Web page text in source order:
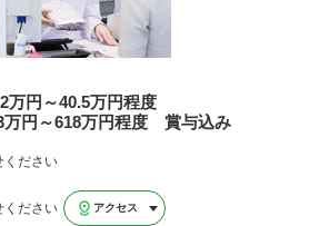
万円～40.5万円程度
万円～618万円程度 賞与込み
ださい
ださい アクセス